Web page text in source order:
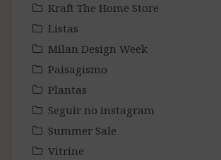
Kraft The Home Store
Listas
Milan Design Week
Paisagismo
Plantas
Seguir no instagram
Summer Sale
Vitrine